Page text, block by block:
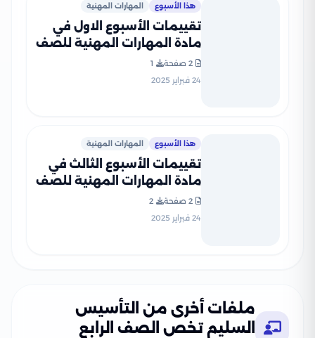
هذا الأسبوع المهارات المهنية
تقييمات الأسبوع الاول في
مادة المهارات المهنية للصف
الرابع الإبتدائي الترم الثاني
2025 بصيغة PDF
2 صفحة
1
24 فبراير 2025
هذا الأسبوع المهارات المهنية
تقييمات الأسبوع الثالث في
مادة المهارات المهنية للصف
الرابع الإبتدائي الترم الثاني
2025 بصيغة PDF
2 صفحة
2
24 فبراير 2025
ملفات أخرى من التأسيس
السليم تخص الصف الرابع